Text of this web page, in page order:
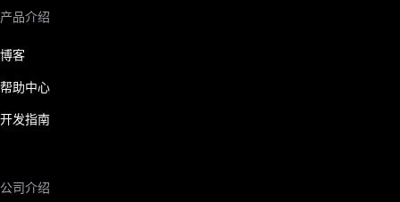
产品介绍
博客
帮助中心
开发指南
公司介绍